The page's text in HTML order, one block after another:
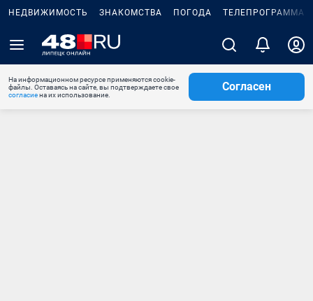
НЕДВИЖИМОСТЬ ЗНАКОМСТВА ПОГОДА ТЕЛЕПРОГРАММА
На информационном ресурсе применяются cookie-
файлы. Оставаясь на сайте, вы подтверждаете свое
согласиена их использование.
Согласен